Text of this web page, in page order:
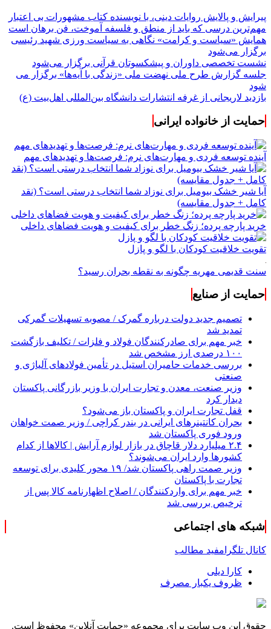
پیرایش و پالایش روایات دینی، با نویسنده کتاب مشهورات بی اعتبار
مهم‌ترین درسی که باید از منطق و فلسفه آموخت، فن برهان است
همایش «سیاست و کرامت» نگاهی به سیاست ورزی شهید رئیسی
برگزار می‌شود
نشست تخصصی داوران و پیشکسوتان قرآنی برگزار می‌شود
جلسه گزارش طرح ملی نهضت ملی «زندگی با آیه‌ها» برگزار می
شود
بازدید لاریجانی از غرفه انتشارات دانشگاه بین‌المللی اهل‌بیت (ع)
حمایت از خانواده ایرانی
آینده توسعه فردی و مهارت‌های نرم: فرصت‌ها و تهدیدهای مهم
آیا شیر خشک بیومیل برای نوزاد شما انتخاب درستی است؟ (نقد
کامل + جدول مقایسه)
خرید پارچه پرده؛ زنگ خطر برای کیفیت و هویت فضاهای داخلی
تقویت خلاقیت کودکان با لگو و پازل
سنت قدیمی مهریه چگونه به نقطه بحران رسید؟
حمایت از صنایع
تصمیم جدید دولت درباره گمرک / مصوبه تسهیلات گمرکی
تمدید شد
خبر مهم برای صادرکنندگان فولاد و فلزات / تکلیف بازگشت
۱۰۰ درصدی ارز مشخص شد
بررسی خدمات حامیران استیل در تأمین فولادهای آلیاژی و
صنعتی
وزیر صنعت، معدن و تجارت ایران با وزیر بازرگانی پاکستان
دیدار کرد
قفل تجارت ایران و پاکستان باز می‌شود؟
بحران کانتینر‌های ایرانی در بندر کراچی / وزیر صمت خواهان
ورود فوری پاکستان شد
۲.۴ میلیارد دلار قاچاق در بازار لوازم آرایش | کالاها از کدام
کشورها وارد ایران می‌شوند؟
وزیر صمت راهی پاکستان شد/ ۱۹ محور کلیدی برای توسعه
تجارت با پاکستان
خبر مهم برای واردکنندگان / اصلاح اظهارنامه کالا پس از
ترخیص بررسی شد
شبکه های اجتماعی
کانال تلگرامفید مطالب
کارا دیلی
ظروف یکبار مصرف
حقوق این وب سایت برای مجموعه «حمایت‌ آنلاین» محفوظ است.